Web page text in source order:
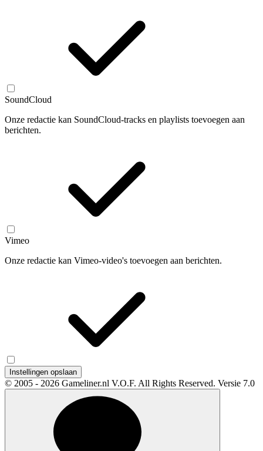
SoundCloud
Onze redactie kan SoundCloud-tracks en playlists toevoegen aan
berichten.
Vimeo
Onze redactie kan Vimeo-video's toevoegen aan berichten.
Instellingen opslaan
© 2005 - 2026 Gameliner.nl V.O.F. All Rights Reserved. Versie 7.0